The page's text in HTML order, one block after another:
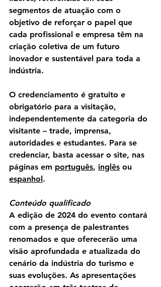
segmentos de atuação com o
objetivo de reforçar o papel que
cada profissional e empresa têm na
criação coletiva de um futuro
inovador e sustentável para toda a
indústria.
O credenciamento é gratuito e
obrigatório para a visitação,
independentemente da categoria do
visitante – trade, imprensa,
autoridades e estudantes. Para se
credenciar, basta acessar o site, nas
páginas em português, inglês ou
espanhol.
Conteúdo qualificado
A edição de 2024 do evento contará
com a presença de palestrantes
renomados e que oferecerão uma
visão aprofundada e atualizada do
cenário da indústria do turismo e
suas evoluções. As apresentações